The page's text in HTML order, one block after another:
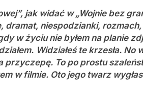
jak widać w „Wojnie bez
dramat, niespodzianki,
w życiu nie byłem na planie
Widziałeś te krzesła. No
To po prostu
w filmie. Oto jego twarz